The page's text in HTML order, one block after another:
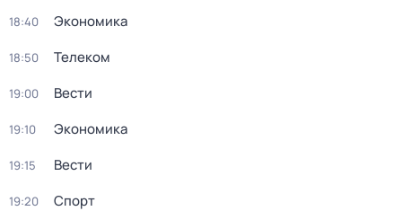
18:40 Экономика
18:50 Телеком
19:00 Вести
19:10 Экономика
19:15 Вести
19:20 Спорт